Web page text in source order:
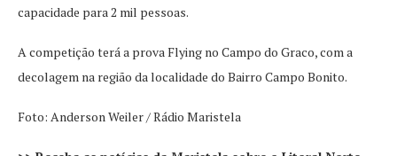
capacidade para 2 mil pessoas.
A competição terá a prova Flying no Campo do Graco, com a
decolagem na região da localidade do Bairro Campo Bonito.
Foto: Anderson Weiler / Rádio Maristela